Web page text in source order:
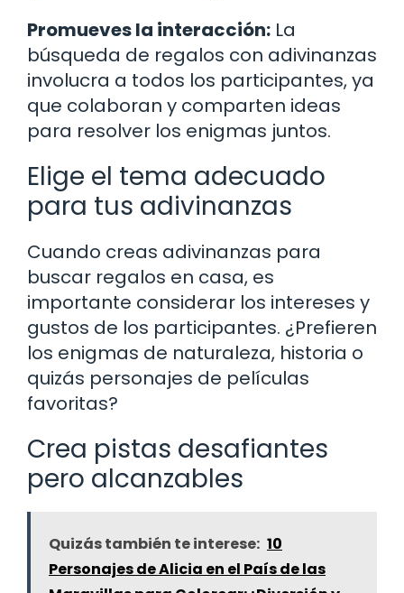
Promueves la interacción: La
búsqueda de regalos con adivinanzas
involucra a todos los participantes, ya
que colaboran y comparten ideas
para resolver los enigmas juntos.
Elige el tema adecuado
para tus adivinanzas
Cuando creas adivinanzas para
buscar regalos en casa, es
importante considerar los intereses y
gustos de los participantes. ¿Prefieren
los enigmas de naturaleza, historia o
quizás personajes de películas
favoritas?
Crea pistas desafiantes
pero alcanzables
Quizás también te interese: 10
Personajes de Alicia en el País de las